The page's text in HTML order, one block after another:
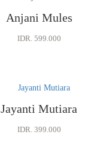
Anjani Mules
IDR. 599.000
Jayanti Mutiara
IDR. 399.000